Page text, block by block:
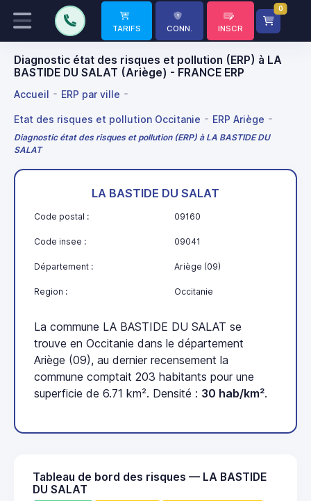
TARIFS CONN. INSCR
0
Diagnostic état des risques et pollution (ERP) à LA
BASTIDE DU SALAT (Ariège) - FRANCE ERP
Accueil ERP par ville
Etat des risques et pollution Occitanie ERP Ariège
Diagnostic état des risques et pollution (ERP) à LA BASTIDE DU
SALAT
LA BASTIDE DU SALAT
Code postal : 09160
Code insee : 09041
Département : Ariège (09)
Region : Occitanie
La commune LA BASTIDE DU SALAT se
trouve en Occitanie dans le département
Ariège (09), au dernier recensement la
commune comptait 203 habitants pour une
superficie de 6.71 km². Densité : 30 hab/km².
Tableau de bord des risques — LA BASTIDE
DU SALAT